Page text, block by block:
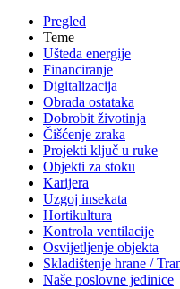
Pregled
Teme
Ušteda energije
Financiranje
Digitalizacija
Obrada ostataka
Dobrobit životinja
Čišćenje zraka
Projekti ključ u ruke
Objekti za stoku
Karijera
Uzgoj insekata
Hortikultura
Kontrola ventilacije
Osvijetljenje objekta
Skladištenje hrane /
Naše poslovne jedinice